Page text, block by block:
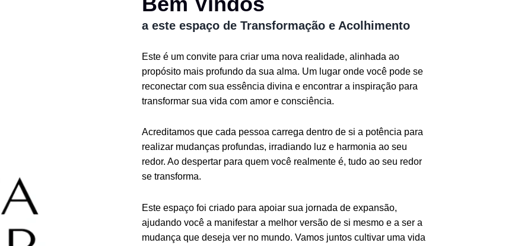
a este espaço de Transformação e Acolhimento
Este é um convite para criar uma nova realidade, alinhada ao
propósito mais profundo da sua alma. Um lugar onde você pode se
reconectar com sua essência divina e encontrar a inspiração para
transformar sua vida com amor e consciência.
Acreditamos que cada pessoa carrega dentro de si a potência para
realizar mudanças profundas, irradiando luz e harmonia ao seu
redor. Ao despertar para quem você realmente é, tudo ao seu redor
se transforma.
Este espaço foi criado para apoiar sua jornada de expansão,
ajudando você a manifestar a melhor versão de si mesmo e a ser a
mudança que deseja ver no mundo. Vamos juntos cultivar uma vida